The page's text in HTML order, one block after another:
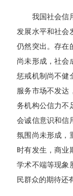
我国社会信用
发展水平和社会
仍然突出。存在
尚未形成，社会
惩戒机制尚不健
服务市场不发达
务机构公信力不
会诚信意识和信
氛围尚未形成，
时有发生，商业
学术不端等现象
民群众的期待还